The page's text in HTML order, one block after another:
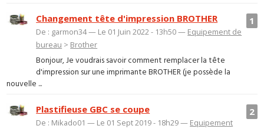
1
Changement tête d'impression BROTHER
De : garmon34 — Le 01 Juin 2022 - 13h50 — Equipement de
bureau > Brother
Bonjour, Je voudrais savoir comment remplacer la tête
d'impression sur une imprimante BROTHER (je possède la
nouvelle ...
2
Plastifieuse GBC se coupe
De : Mikado01 — Le 01 Sept 2019 - 18h29 — Equipement